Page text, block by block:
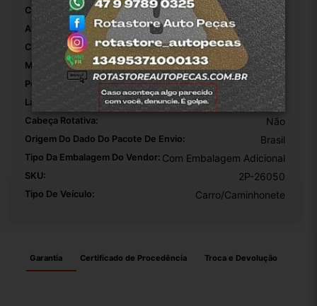
Código Universal De Produto: 0000000001
Altura Da Embalagem Do Vendor: 10
Comprimento Da Embalagem Do Vendor: 10
Modelo: Versa
Peso Da Embalagem Do Vendor: 250
Largura Da Embalagem Do Vendor: 10
Cabeça Rotativa: Não
Origem Do Dado Do Pacote De Envio: Brasil
Tipo Da Embalagem Do Vendor: Com Embalagem Adicional
SKU: 2P-26050
Tipo De Veículo: Carro/Caminhonete
Garantia Certificado de Procedência Troca e Devolução